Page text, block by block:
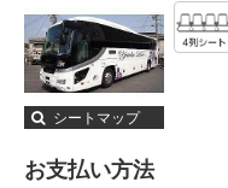
シートマップ
お支払い方法